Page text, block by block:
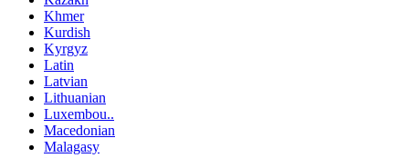
Khmer
Kurdish
Kyrgyz
Latin
Latvian
Lithuanian
Luxembou..
Macedonian
Malagasy